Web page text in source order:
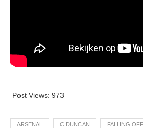
Post Views: 973
ARSENAL C DUNCAN FALLING